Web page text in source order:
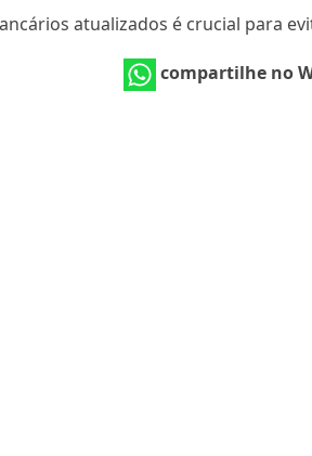
atualizados é crucial para
compartilhe no